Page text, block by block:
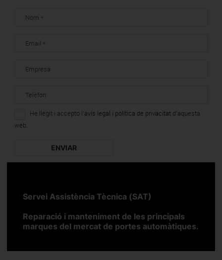
He llegit i accepto l'avís legal i política de privacitat d'aquesta
web.
Servei Assistència Tècnica (SAT)
Reparació i manteniment de les principals
marques del mercat de portes automàtiques.